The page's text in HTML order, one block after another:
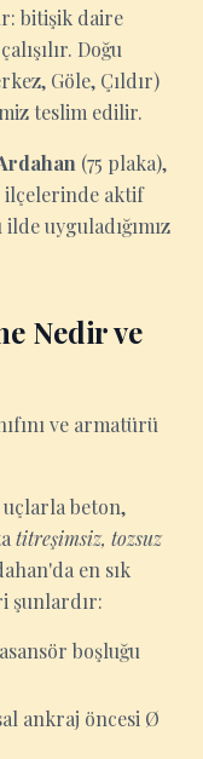
bitişik daire
Doğu
Göle, Çıldır)
teslim edilir.
(75 plaka),
ilçelerinde aktif
uyguladığımız
Nedir ve
ve armatürü
beton,
titreşimsiz, tozsuz
en sık
şunlardır:
boşluğu
ankraj öncesi Ø